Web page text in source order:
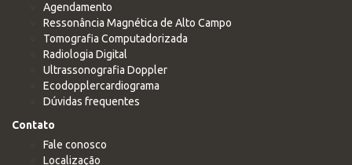
Agendamento
Ressonância Magnética de Alto Campo
Tomografia Computadorizada
Radiologia Digital
Ultrassonografia Doppler
Ecodopplercardiograma
Dúvidas frequentes
Contato
Fale conosco
Localização